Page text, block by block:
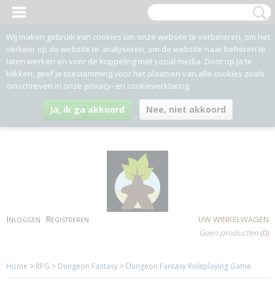
Inloggen Registreren
UW WINKELWAGEN
Geen producten (0)
Home > RPG > Dungeon Fantasy > Dungeon Fantasy Roleplaying Game
Wij maken gebruik van cookies om onze website te verbeteren, om het
verkeer op de website te analyseren, om de website naar behoren te
laten werken en voor de koppeling met social media. Door op Ja te
klikken, geef je toestemming voor het plaatsen van alle cookies zoals
omschreven in onze privacy- en cookieverklaring.
Ja, ik ga akkoord Nee, niet akkoord